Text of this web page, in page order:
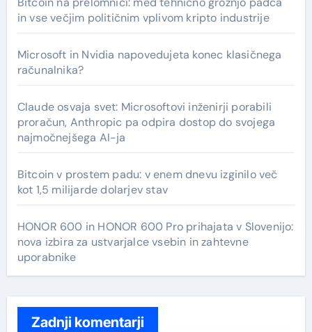
in vse večjim političnim vplivom kripto industrije
Microsoft in Nvidia napovedujeta konec klasičnega
računalnika?
Claude osvaja svet: Microsoftovi inženirji porabili
proračun, Anthropic pa odpira dostop do svojega
najmočnejšega AI-ja
Bitcoin v prostem padu: v enem dnevu izginilo več
kot 1,5 milijarde dolarjev stav
HONOR 600 in HONOR 600 Pro prihajata v Slovenijo:
nova izbira za ustvarjalce vsebin in zahtevne
uporabnike
Zadnji komentarji